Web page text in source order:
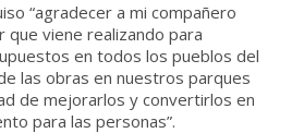
“agradecer a mi compañero
que viene realizando para
en todos los pueblos del
las obras en nuestros parques
de mejorarlos y convertirlos en
para las personas”.